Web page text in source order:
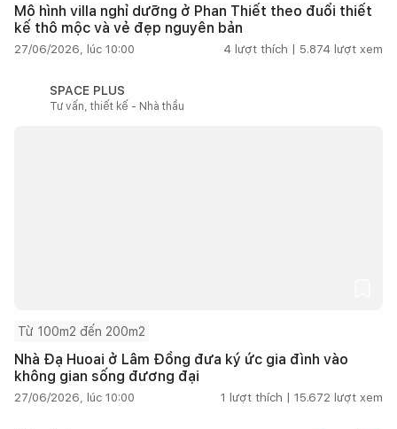
Mô hình villa nghỉ dưỡng ở Phan Thiết theo đuổi thiết
kế thô mộc và vẻ đẹp nguyên bản
27/06/2026, lúc 10:00 4 lượt thích | 5.874 lượt xem
SPACE PLUS
Tư vấn, thiết kế - Nhà thầu
Từ 100m2 đến 200m2
Nhà Đạ Huoai ở Lâm Đồng đưa ký ức gia đình vào
không gian sống đương đại
27/06/2026, lúc 10:00 1 lượt thích | 15.672 lượt xem